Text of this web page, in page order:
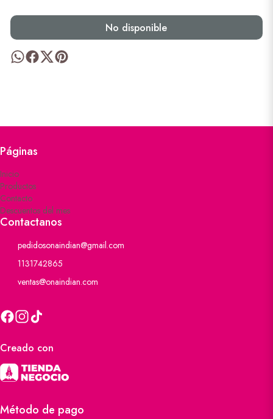
No disponible
Páginas
Inicio
Productos
Contacto
Descuentos del mes
Contactanos
pedidosonaindian@gmail.com
1131742865
ventas@onaindian.com
Creado con
Método de pago